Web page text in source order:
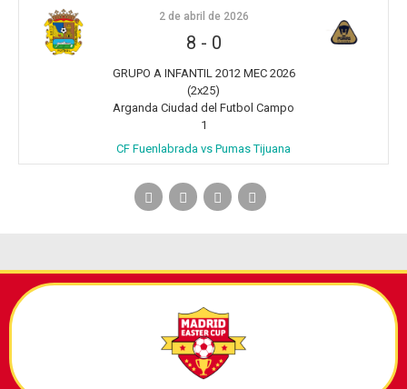
2 de abril de 2026
8 - 0
GRUPO A INFANTIL 2012 MEC 2026
(2x25)
Arganda Ciudad del Futbol Campo
1
CF Fuenlabrada vs Pumas Tijuana